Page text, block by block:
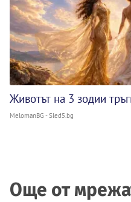
Животът на 3 зодии
MelomanBG - Sled5.bg
Още от